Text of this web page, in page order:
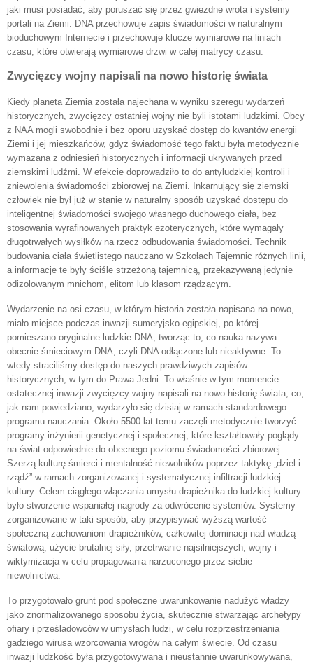
jaki musi posiadać, aby poruszać się przez gwiezdne wrota i systemy
portali na Ziemi. DNA przechowuje zapis świadomości w naturalnym
bioduchowym Internecie i przechowuje klucze wymiarowe na liniach
czasu, które otwierają wymiarowe drzwi w całej matrycy czasu.
Zwycięzcy wojny napisali na nowo historię świata
Kiedy planeta Ziemia została najechana w wyniku szeregu wydarzeń
historycznych, zwycięzcy ostatniej wojny nie byli istotami ludzkimi. Obcy
z NAA mogli swobodnie i bez oporu uzyskać dostęp do kwantów energii
Ziemi i jej mieszkańców, gdyż świadomość tego faktu była metodycznie
wymazana z odniesień historycznych i informacji ukrywanych przed
ziemskimi ludźmi. W efekcie doprowadziło to do antyludzkiej kontroli i
zniewolenia świadomości zbiorowej na Ziemi. Inkarnujący się ziemski
człowiek nie był już w stanie w naturalny sposób uzyskać dostępu do
inteligentnej świadomości swojego własnego duchowego ciała, bez
stosowania wyrafinowanych praktyk ezoterycznych, które wymagały
długotrwałych wysiłków na rzecz odbudowania świadomości. Technik
budowania ciała świetlistego nauczano w Szkołach Tajemnic różnych linii,
a informacje te były ściśle strzeżoną tajemnicą, przekazywaną jedynie
odizolowanym mnichom, elitom lub klasom rządzącym.
Wydarzenie na osi czasu, w którym historia została napisana na nowo,
miało miejsce podczas inwazji sumeryjsko-egipskiej, po której
pomieszano oryginalne ludzkie DNA, tworząc to, co nauka nazywa
obecnie śmieciowym DNA, czyli DNA odłączone lub nieaktywne. To
wtedy straciliśmy dostęp do naszych prawdziwych zapisów
historycznych, w tym do Prawa Jedni. To właśnie w tym momencie
ostatecznej inwazji zwycięzcy wojny napisali na nowo historię świata, co,
jak nam powiedziano, wydarzyło się dzisiaj w ramach standardowego
programu nauczania. Około 5500 lat temu zaczęli metodycznie tworzyć
programy inżynierii genetycznej i społecznej, które kształtowały poglądy
na świat odpowiednie do obecnego poziomu świadomości zbiorowej.
Szerzą kulturę śmierci i mentalność niewolników poprzez taktykę „dziel i
rządź” w ramach zorganizowanej i systematycznej infiltracji ludzkiej
kultury. Celem ciągłego włączania umysłu drapieżnika do ludzkiej kultury
było stworzenie wspaniałej nagrody za odwrócenie systemów. Systemy
zorganizowane w taki sposób, aby przypisywać wyższą wartość
społeczną zachowaniom drapieżników, całkowitej dominacji nad władzą
światową, użycie brutalnej siły, przetrwanie najsilniejszych, wojny i
wiktymizacja w celu propagowania narzuconego przez siebie
niewolnictwa.
To przygotowało grunt pod społeczne uwarunkowanie nadużyć władzy
jako znormalizowanego sposobu życia, skutecznie stwarzając archetypy
ofiary i prześladowców w umysłach ludzi, w celu rozprzestrzeniania
gadziego wirusa wzorcowania wrogów na całym świecie. Od czasu
inwazji ludzkość była przygotowywana i nieustannie uwarunkowywana,